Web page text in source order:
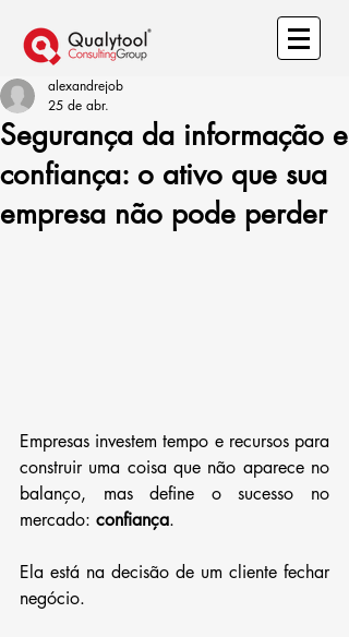
Segurança da informação e
confiança: o ativo que sua
empresa não pode perder
alexandrejob
25 de abr.
Empresas investem tempo e recursos para
construir uma coisa que não aparece no
balanço, mas define o sucesso no
mercado: confiança.
Ela está na decisão de um cliente fechar
negócio.